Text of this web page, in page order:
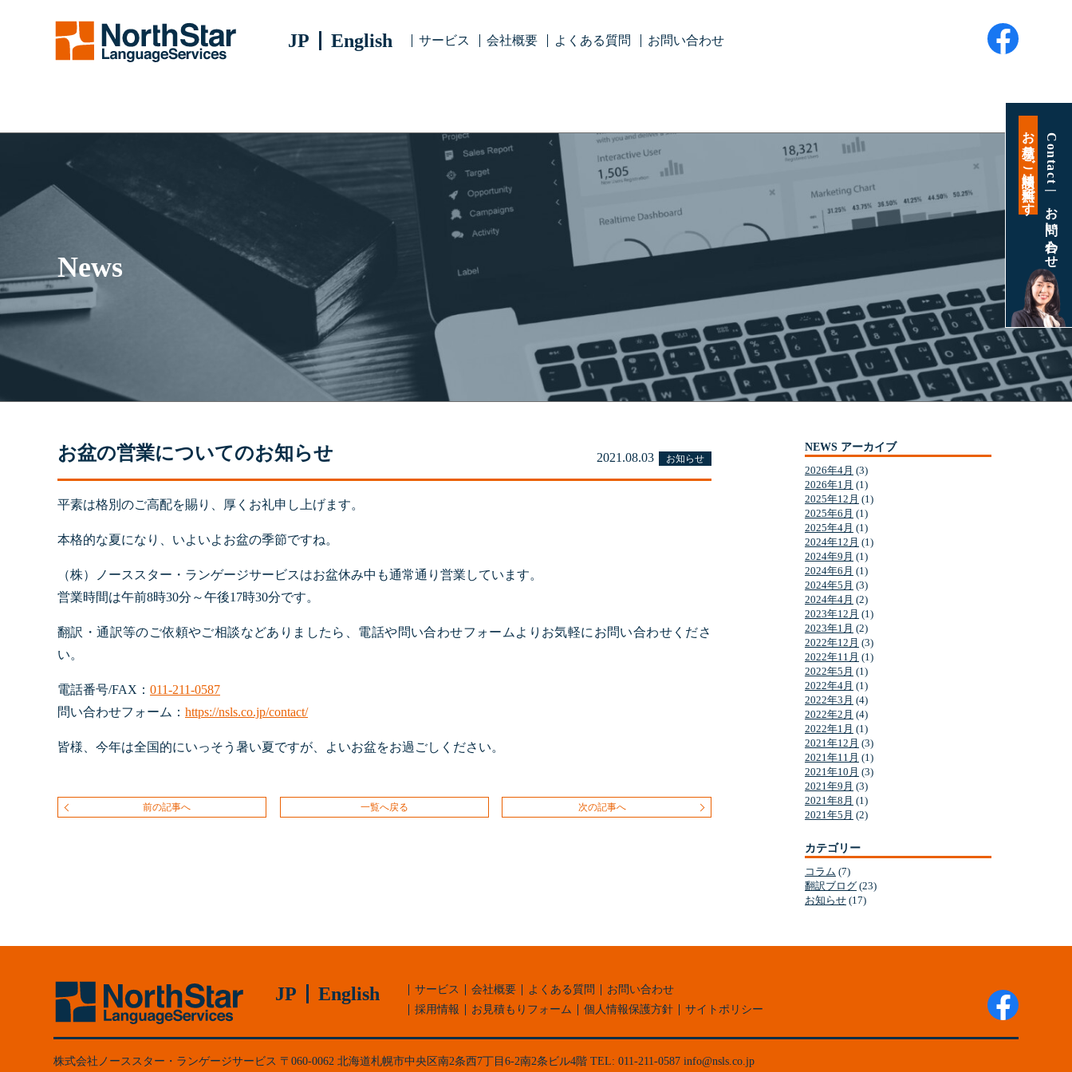
JP English サービス 会社概要 よくある質問 お問い合わせ
お見積り・ご相談は無料ですContact | お問い合わせ
News
お盆の営業についてのお知らせ 2021.08.03 お知らせ
平素は格別のご高配を賜り、厚くお礼申し上げます。
本格的な夏になり、いよいよお盆の季節ですね。
（株）ノーススター・ランゲージサービスはお盆休み中も通常通り営業しています。
営業時間は午前8時30分～午後17時30分です。
翻訳・通訳等のご依頼やご相談などありましたら、電話や問い合わせフォームよりお気軽にお問い合わせくださ
い。
電話番号/FAX： 011-211-0587
問い合わせフォーム： https://nsls.co.jp/contact/
皆様、今年は全国的にいっそう暑い夏ですが、よいお盆をお過ごしください。
前の記事へ 次の記事へ
一覧へ戻る
NEWS アーカイブ
2026年4月 (3)
2026年1月 (1)
2025年12月 (1)
2025年6月 (1)
2025年4月 (1)
2024年12月 (1)
2024年9月 (1)
2024年6月 (1)
2024年5月 (3)
2024年4月 (2)
2023年12月 (1)
2023年1月 (2)
2022年12月 (3)
2022年11月 (1)
2022年5月 (1)
2022年4月 (1)
2022年3月 (4)
2022年2月 (4)
2022年1月 (1)
2021年12月 (3)
2021年11月 (1)
2021年10月 (3)
2021年9月 (3)
2021年8月 (1)
2021年5月 (2)
カテゴリー
コラム (7)
翻訳ブログ(23)
お知らせ(17)
JP English サービス 会社概要 よくある質問
お問い合わせ
採用情報
お見積もりフォーム 個人情報保護方針 サイトポリシー
株式会社ノーススター・ランゲージサービス 060-0062 北海道札幌市中央区南2条西7丁目6-2南2条ビル4階 TEL:011-211-0587 nsls.co.jp
info